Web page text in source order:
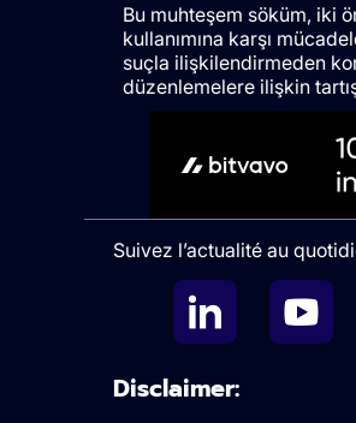
Bu muhteşem söküm, iki
kullanımına karşı
suçla ilişkilendirmeden
düzenlemelere ilişkin
Suivez l’actualité au
Disclaimer: